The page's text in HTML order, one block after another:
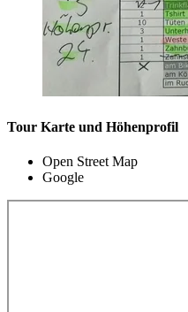
Tour Karte und Höhenprofil
Open Street Map
Google